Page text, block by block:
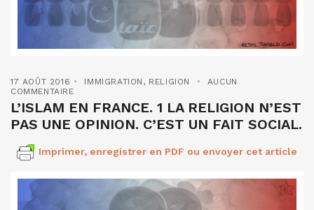
17 AOÛT 2016 IMMIGRATION , RELIGION
AUCUN
COMMENTAIRE
L’ISLAM EN FRANCE. 1 LA RELIGION N’EST
PAS UNE OPINION. C’EST UN FAIT SOCIAL.
Imprimer, enregistrer en PDF ou envoyer cet article